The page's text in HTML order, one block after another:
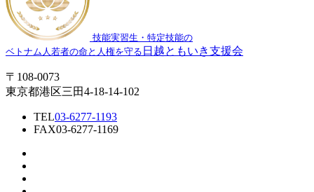
技能実習生・特定技能の
ベトナム人若者の命と人権を守る 日越ともいき支援会
〒108-0073
東京都港区三田4-18-14-102
TEL03-6277-1193
FAX03-6277-1169